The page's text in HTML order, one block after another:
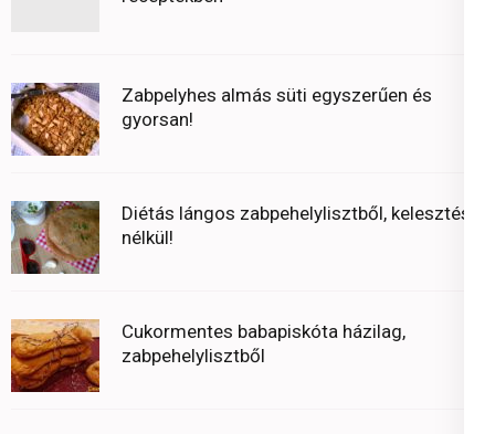
Zabpelyhes almás süti egyszerűen és
gyorsan!
Diétás lángos zabpehelylisztből, kelesztés
nélkül!
Cukormentes babapiskóta házilag,
zabpehelylisztből